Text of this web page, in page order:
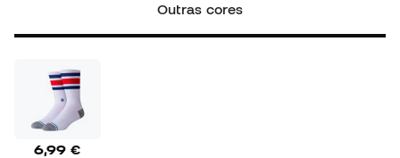
Outras cores
6,99 €